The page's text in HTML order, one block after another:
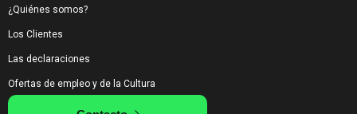
¿Quiénes somos?
Los Clientes
Las declaraciones
Ofertas de empleo y de la Cultura